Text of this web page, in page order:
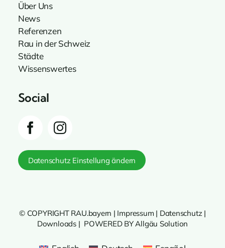
Über Uns
News
Referenzen
Rau in der Schweiz
Städte
Wissenswertes
Social
Datenschutz Einstellung ändern
© COPYRIGHT RAU.bayern | Impressum | Datenschutz |
Downloads| POWERED BY Allgäu Solution